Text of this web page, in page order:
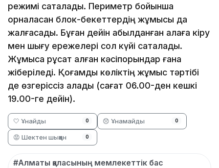
режимі сақталады. Периметр бойынша
орналасқан блок-бекеттердің жұмысы да
жалғасады. Бұған дейін қабылданған қалаға кіру
мен шығу ережелері сол күйі сақталады.
Жұмысқа рұқсат алған кәсіпорындар ғана
жіберіледі. Қоғамдық көліктің жұмыс тәртібі
де өзгеріссіз қалады (сағат 06.00-ден кешкі
19.00-ге дейін).
🤍 Ұнайды 0 😞 Ұнамайды 0
😡 Шектен шыққан 0
#Алматы қаласының мемлекеттік бас